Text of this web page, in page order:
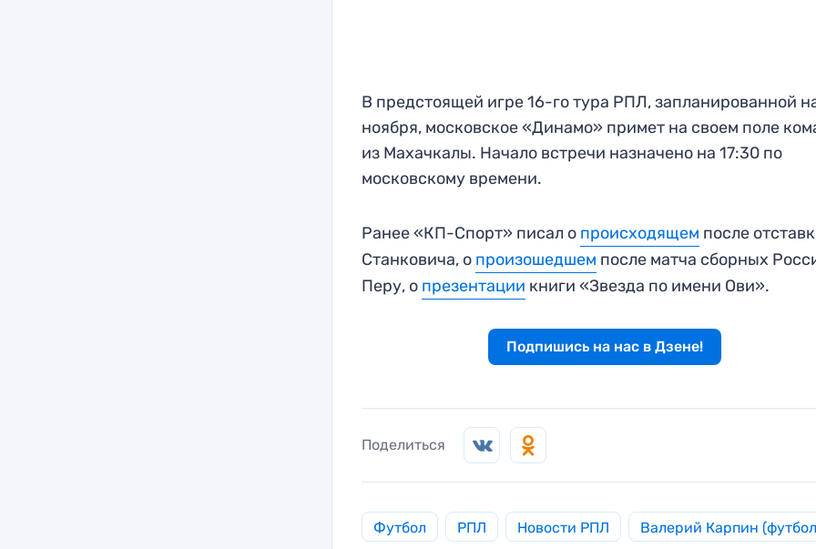
В предстоящей игре 16-го тура РПЛ, запланированной
ноября, московское «Динамо» примет на своем поле
из Махачкалы. Начало встречи назначено на 17:30 по
московскому времени.
Ранее «КП-Спорт» писал о происходящем после
Станковича, о произошедшем после матча сборных
Перу, о презентации книги «Звезда по имени Ови».
Подпишись на нас в Дзене!
Поделиться
Футбол РПЛ Новости РПЛ Валерий Карпин